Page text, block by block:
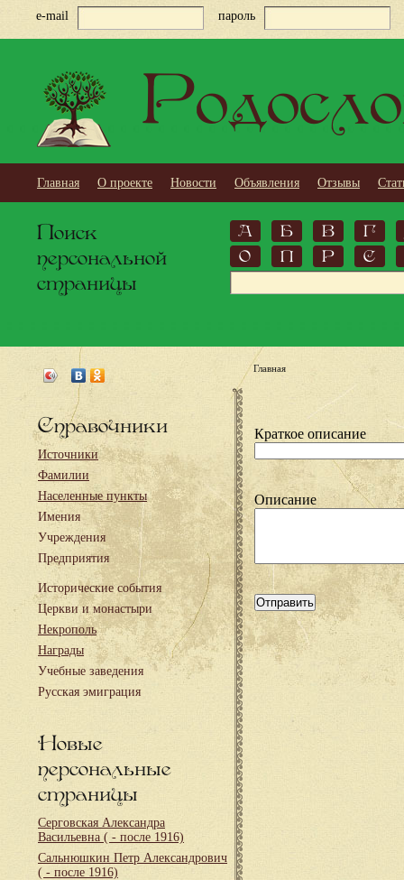
e-mail пароль
Главная О проекте Новости Объявления Отзывы
Поиск
персональной
страницы
А Б В
Г
О
П Р С
Справочники
Источники
Фамилии
Населенные пункты
Имения
Учреждения
Предприятия
Исторические события
Церкви и монастыри
Некрополь
Награды
Учебные заведения
Русская эмиграция
Новые
персональные
страницы
Серговская Александра
Васильевна ( - после 1916)
Сальнюшкин Петр Александрович
( - после 1916)
Главная
Краткое описание
Описание